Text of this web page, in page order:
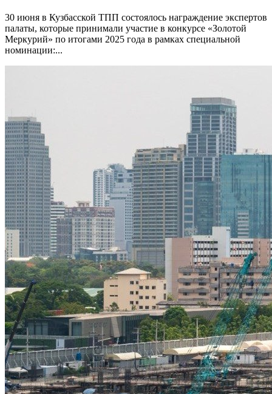
30 июня в Кузбасской ТПП состоялось награждение экспертов
палаты, которые принимали участие в конкурсе «Золотой
Меркурий» по итогами 2025 года в рамках специальной
номинации:...